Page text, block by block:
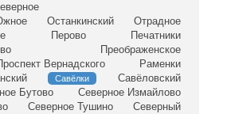
Останкинский
Отрадное
Перово
Печатники
Преображенское
Вернадского
Раменки
Савёлки
Савёловский
Бутово
Северное Измайлово
Северное Тушино
Северный